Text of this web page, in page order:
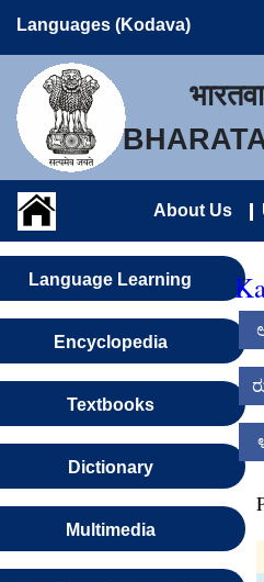
Languages (Kodava)
About Us
Language Learning
Encyclopedia
Textbooks
Dictionary
Multimedia